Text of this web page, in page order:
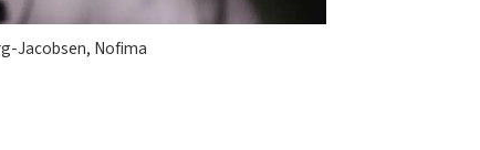
Jacobsen, Nofima